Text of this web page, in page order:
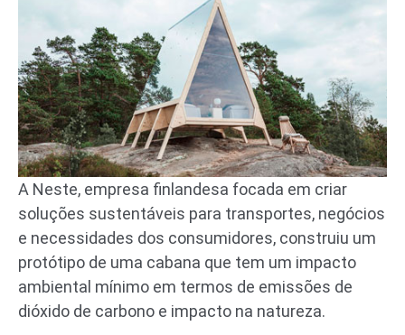
A Neste, empresa finlandesa focada em criar
soluções sustentáveis para transportes, negócios
e necessidades dos consumidores, construiu um
protótipo de uma cabana que tem um impacto
ambiental mínimo em termos de emissões de
dióxido de carbono e impacto na natureza.